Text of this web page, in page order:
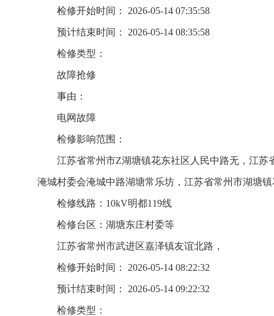
检修开始时间： 2026-05-14 07:35:58
预计结束时间： 2026-05-14 08:35:58
检修类型：
故障抢修
事由：
电网故障
检修影响范围：
江苏省常州市Z湖塘镇花东社区人民中路无，江
淹城村委会淹城中路湖塘常乐坊，江苏省常州市湖塘
检修线路：10kV明都119线
检修台区：湖塘东庄村委等
江苏省常州市武进区嘉泽镇友谊北路，
检修开始时间： 2026-05-14 08:22:32
预计结束时间： 2026-05-14 09:22:32
检修类型：